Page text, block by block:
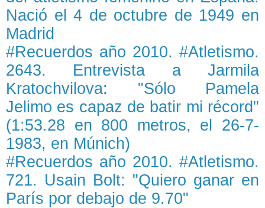
Nació el 4 de octubre de 1949 en
Madrid
#Recuerdos año 2010. #Atletismo.
2643. Entrevista a Jarmila
Kratochvilova: "Sólo Pamela
Jelimo es capaz de batir mi récord"
(1:53.28 en 800 metros, el 26-7-
1983, en Múnich)
#Recuerdos año 2010. #Atletismo.
721. Usain Bolt: "Quiero ganar en
París por debajo de 9.70"